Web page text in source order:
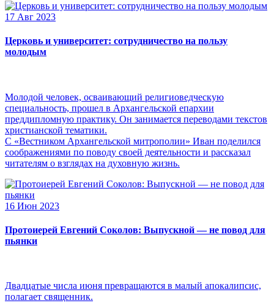
17 Авг 2023
Церковь и университет: сотрудничество на пользу
молодым
Молодой человек, осваивающий религиоведческую
специальность, прошел в Архангельской епархии
преддипломную практику. Он занимается переводами текстов
христианской тематики.
С «Вестником Архангельской митрополии» Иван поделился
соображениями по поводу своей деятельности и рассказал
читателям о взглядах на духовную жизнь.
16 Июн 2023
Протоиерей Евгений Соколов: Выпускной — не повод для
пьянки
Двадцатые числа июня превращаются в малый апокалипсис,
полагает священник.